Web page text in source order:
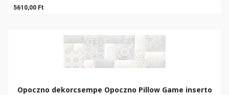
5610,00 Ft
Opoczno dekorcsempe Opoczno Pillow Game inserto